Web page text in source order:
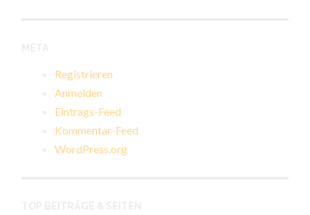
Registrieren
Anmelden
Eintrags-Feed
Kommentar-Feed
WordPress.org